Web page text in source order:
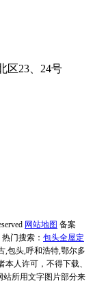
区23、24号
网站地图 备案
热门搜索： 包头全屋定
,包头,呼和浩特,鄂尔多
人许可，不得下载、
站所用文字图片部分来